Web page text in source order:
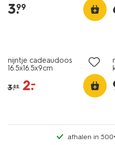
3.
99
nijntje cadeaudoos
16.5x16.5x9cm
3.99 2.
–
afhalen in